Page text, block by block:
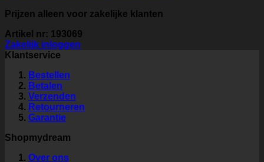
Prijzen alleen voor zakelijke klanten
Artikel nr: 193069
Zakelijk inloggen
Klantservice
Bestellen
Betalen
Verzenden
Retourneren
Garantie
Shopmydream
Over ons